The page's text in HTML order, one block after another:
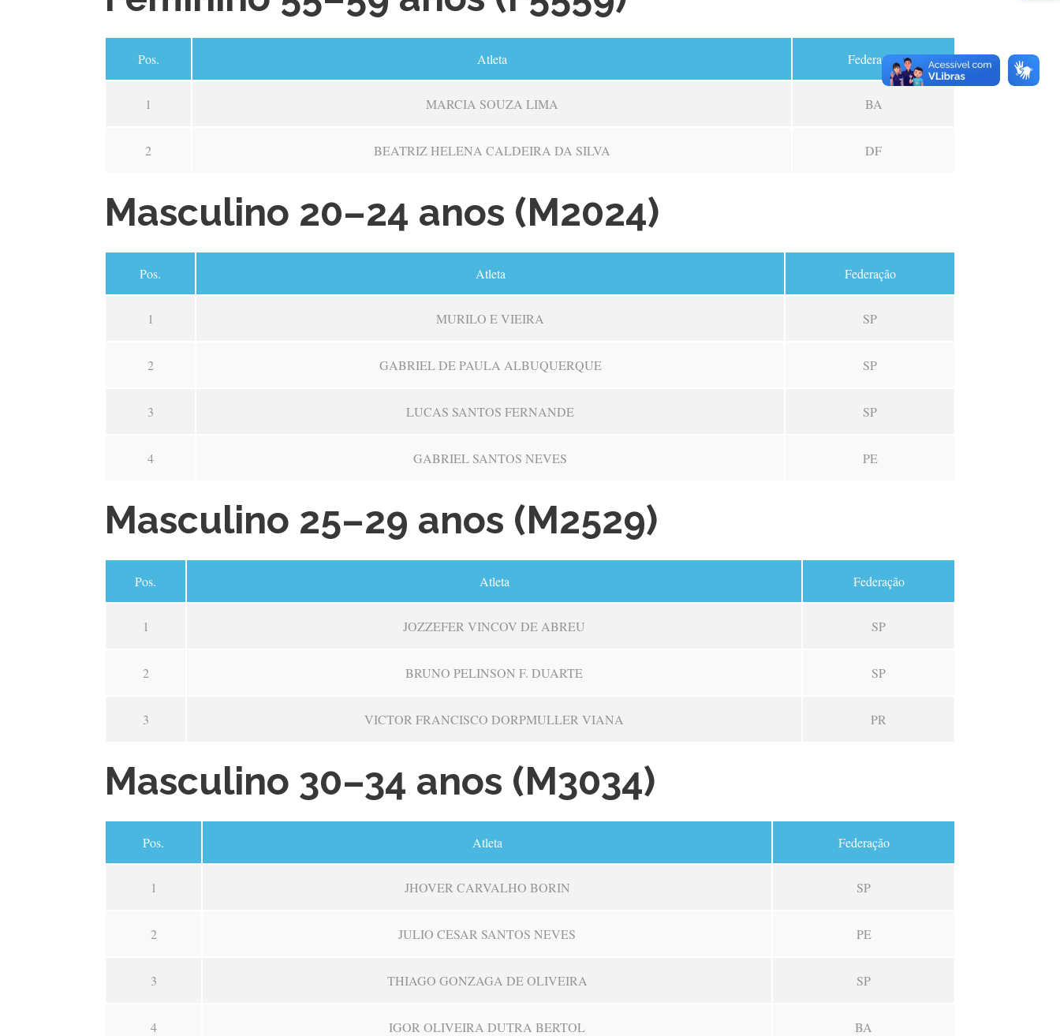
Pos. Atleta Federação
1 MARCIA SOUZA LIMA BA
2 BEATRIZ HELENA CALDEIRA DA SILVA DF
Masculino 20–24 anos (M2024)
Pos. Atleta Federação
1 MURILO E VIEIRA SP
2 GABRIEL DE PAULA ALBUQUERQUE SP
3 LUCAS SANTOS FERNANDE SP
4 GABRIEL SANTOS NEVES PE
Masculino 25–29 anos (M2529)
Pos. Atleta Federação
1 JOZZEFER VINCOV DE ABREU SP
2 BRUNO PELINSON F. DUARTE SP
3 VICTOR FRANCISCO DORPMULLER VIANA PR
Masculino 30–34 anos (M3034)
Pos. Atleta Federação
1 JHOVER CARVALHO BORIN SP
2 JULIO CESAR SANTOS NEVES PE
3 THIAGO GONZAGA DE OLIVEIRA SP
4 IGOR OLIVEIRA DUTRA BERTOL BA